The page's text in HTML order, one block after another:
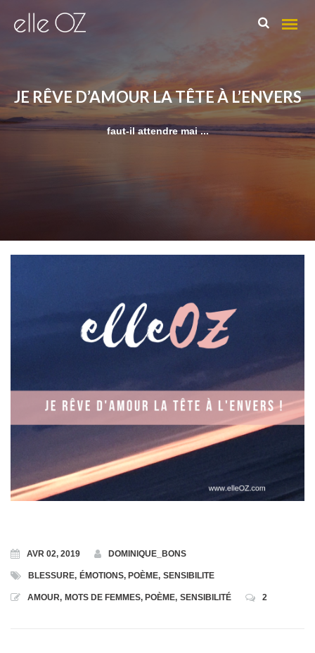
Qui suis-je ?
Mes Domaines
La Numérologie pour trouver sa voie
Toutes les Formations
Formation en Ligne « Numérologie Biologique »
Formation en Ligne « Numérologie Nom et Prénoms »
JE RÊVE D’AMOUR LA TÊTE À L’ENVERS
faut-il attendre mai ...
AVR 02, 2019 DOMINIQUE_BONS
BLESSURE, ÉMOTIONS, POÈME, SENSIBILITE
AMOUR, MOTS DE FEMMES, POÈME, SENSIBILITÉ 2